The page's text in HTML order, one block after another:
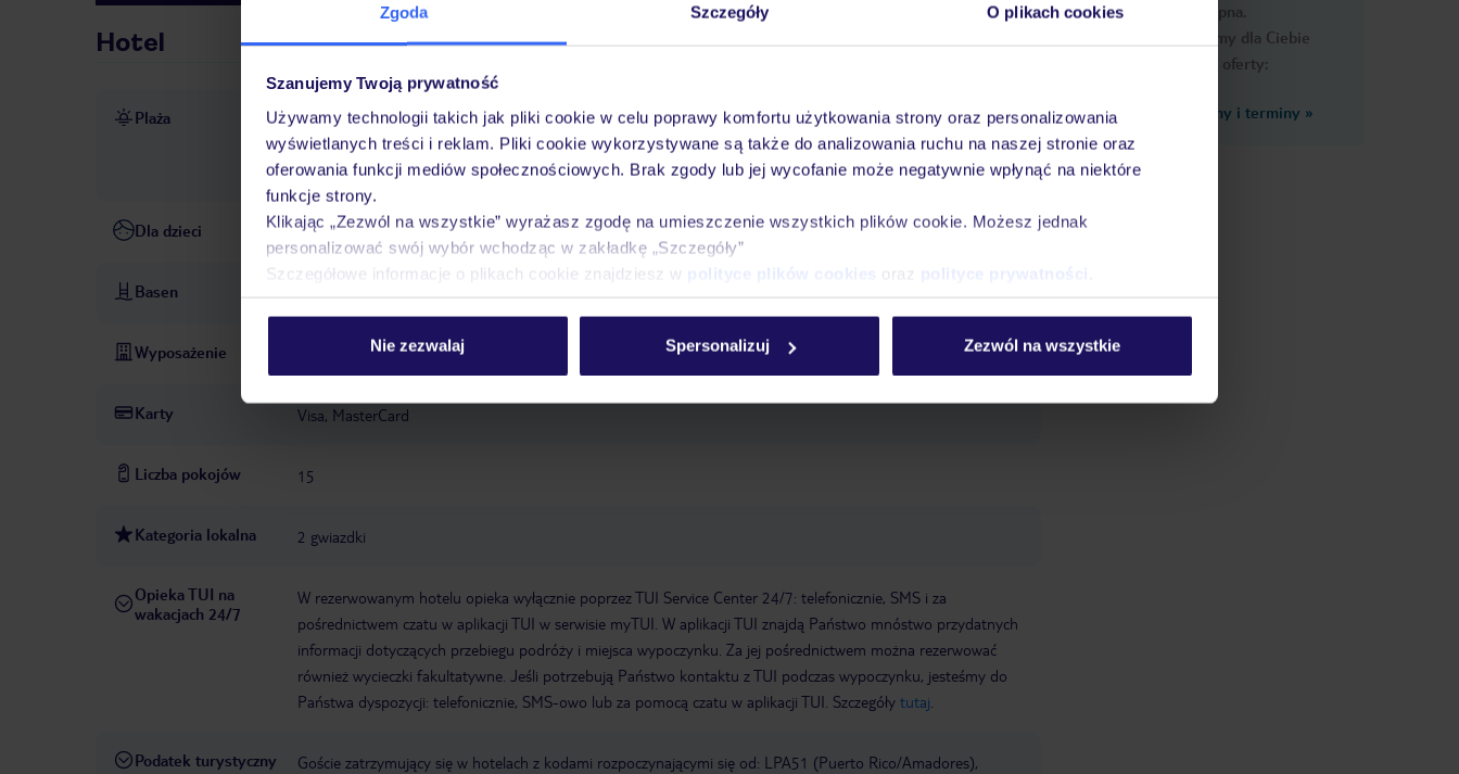
Zgoda Szczegóły O plikach cookies
Szanujemy Twoją prywatność
Używamy technologii takich jak pliki cookie w celu poprawy komfortu użytkowania strony oraz personalizowania
wyświetlanych treści i reklam. Pliki cookie wykorzystywane są także do analizowania ruchu na naszej stronie oraz
oferowania funkcji mediów społecznościowych. Brak zgody lub jej wycofanie może negatywnie wpłynąć na niektóre
funkcje strony.
Klikając „Zezwól na wszystkie” wyrażasz zgodę na umieszczenie wszystkich plików cookie. Możesz jednak
personalizować swój wybór wchodząc w zakładkę „Szczegóły”
Szczegółowe informacje o plikach cookie znajdziesz w polityce plików cookies oraz polityce prywatności
Nie zezwalaj Spersonalizuj Zezwól na wszystkie
Hotel
Plaża ok. 200 m od plaży piaszczysta
leżaki za opłatą, dostępność nie jest gwarantowana, zależna od decyzji
hotelu lub dostawcy zewnętrznego
parasole za opłatą, dostępność nie jest gwarantowana, zależna od decyzji
hotelu lub dostawcy zewnętrznego
ręczniki w cenie
Dla dzieci łóżeczka dla dzieci: w cenie
Basen basen: zewnętrzny, łóżka balijskie leżaki: w cenie, parasole ręczniki: w cenie
Wyposażenie ogród taras Wi-Fi: w miejscach ogólnodostępnych, za opłatą sala konferencyjna
Karty Visa, MasterCard
Liczba pokojów 15
Kategoria lokalna 2 gwiazdki
Opieka TUI na
wakacjach 24/7
W rezerwowanym hotelu opieka wyłącznie poprzez TUI Service Center 24/7: telefonicznie, SMS i za
pośrednictwem czatu w aplikacji TUI w serwisie myTUI. W aplikacji TUI znajdą Państwo mnóstwo przydatnych
informacji dotyczących przebiegu podróży i miejsca wypoczynku. Za jej pośrednictwem można rezerwować
również wycieczki fakultatywne. Jeśli potrzebują Państwo kontaktu z TUI podczas wypoczynku, jesteśmy do
Państwa dyspozycji: telefonicznie, SMS-owo lub za pomocą czatu w aplikacji TUI. Szczegóły tutaj
Podatek turystyczny
Goście zatrzymujący się w hotelach z kodami rozpoczynającymi się od: LPA51 (Puerto Rico/Amadores),
dostępna.
Przygotowaliśmy dla Ciebie
podobne oferty:
Zobacz inne ceny i terminy »